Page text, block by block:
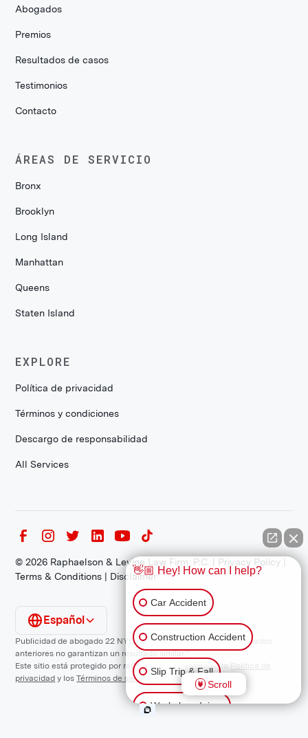
Abogados
Premios
Resultados de casos
Testimonios
Contacto
ÁREAS DE SERVICIO
Bronx
Brooklyn
Long Island
Manhattan
Queens
Staten Island
EXPLORE
Política de privacidad
Términos y condiciones
Descargo de responsabilidad
All Services
©2026 Raphaelson & Levine Law Firm, P.C. | Privacy Policy
Terms & Conditions | Disclaimer
Publicidad de abogado 22 NYCRR 1200.1 Requisito: "Los resultados
anteriores no garantizan un resultado similar."
Este sitio está protegido por reCAPTCHA y se aplican la Política de
privacidad y losTérminos de servicio de Google.
Español
👋🏼 Hey! How can I help?
Car Accident
Construction Accident
Slip Trip & Fall
Workplace Injury
Scroll